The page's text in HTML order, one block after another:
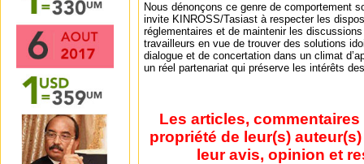
Nous dénonçons ce genre de comportement
invite KINROSS/Tasiast à respecter les
réglementaires et de maintenir les
travailleurs en vue de trouver des solutions
dialogue et de concertation dans un climat
un réel partenariat qui préserve les intérêts
Les articles,
propriété de leur(s)
leur avis, opinion et